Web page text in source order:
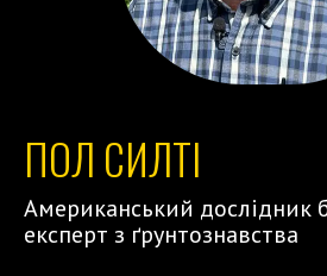
ПОЛ СИЛТІ
Американський дослідник
експерт з ґрунтознавства